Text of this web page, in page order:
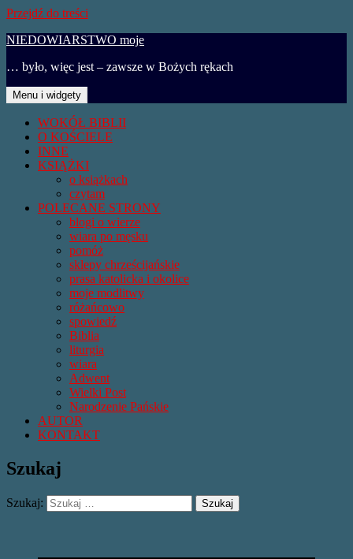
Przejdź do treści
NIEDOWIARSTWO moje
… było, więc jest – zawsze w Bożych rękach
Menu i widgety
WOKÓŁ BIBLII
O KOŚCIELE
INNE
KSIĄŻKI
o książkach
czytam
POLECANE STRONY
blogi o wierze
wiara po męsku
pomóż
sklepy chrześcijańskie
prasa katolicka i okolice
moje modlitwy
różańcowo
spowiedź
Biblia
liturgia
wiara
Adwent
Wielki Post
Narodzenie Pańskie
AUTOR
KONTAKT
Szukaj
Szukaj: